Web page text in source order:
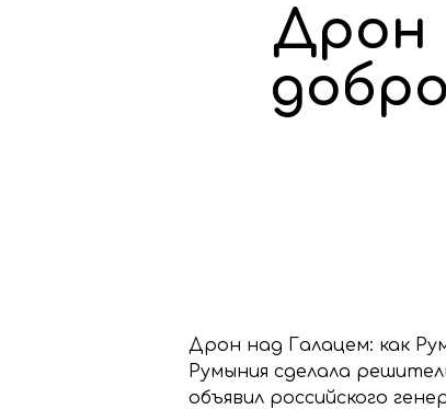
Дрон
Дрон над Галацем: как
Румыния сделала
объявил российского